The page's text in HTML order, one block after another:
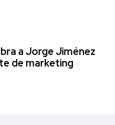
a Jorge Jiménez
de marketing